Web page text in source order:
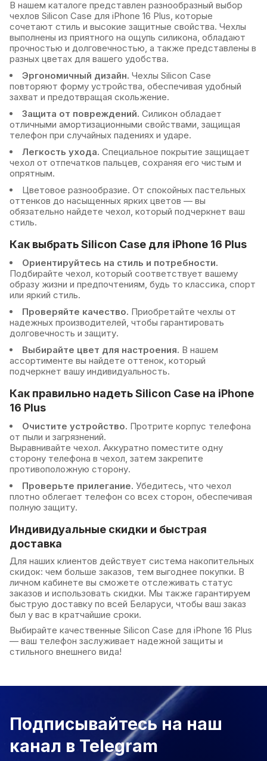
В нашем каталоге представлен разнообразный выбор
чехлов Silicon Case для iPhone 16 Plus, которые
сочетают стиль и высокие защитные свойства. Чехлы
выполнены из приятного на ощупь силикона, обладают
прочностью и долговечностью, а также представлены в
разных цветах для вашего удобства.
Эргономичный дизайн. Чехлы Silicon Case
повторяют форму устройства, обеспечивая удобный
захват и предотвращая скольжение.
Защита от повреждений. Силикон обладает
отличными амортизационными свойствами, защищая
телефон при случайных падениях и ударе.
Легкость ухода. Специальное покрытие защищает
чехол от отпечатков пальцев, сохраняя его чистым и
опрятным.
Цветовое разнообразие. От спокойных пастельных
оттенков до насыщенных ярких цветов — вы
обязательно найдете чехол, который подчеркнет ваш
стиль.
Как выбрать Silicon Case для iPhone 16 Plus
Ориентируйтесь на стиль и потребности.
Подбирайте чехол, который соответствует вашему
образу жизни и предпочтениям, будь то классика, спорт
или яркий стиль.
Проверяйте качество. Приобретайте чехлы от
надежных производителей, чтобы гарантировать
долговечность и защиту.
Выбирайте цвет для настроения. В нашем
ассортименте вы найдете оттенок, который
подчеркнет вашу индивидуальность.
Как правильно надеть Silicon Case на iPhone
16 Plus
Очистите устройство. Протрите корпус телефона
от пыли и загрязнений.
Выравнивайте чехол. Аккуратно поместите одну
сторону телефона в чехол, затем закрепите
противоположную сторону.
Проверьте прилегание. Убедитесь, что чехол
плотно облегает телефон со всех сторон, обеспечивая
полную защиту.
Индивидуальные скидки и быстрая
доставка
Для наших клиентов действует система накопительных
скидок: чем больше заказов, тем выгоднее покупки. В
личном кабинете вы сможете отслеживать статус
заказов и использовать скидки. Мы также гарантируем
быструю доставку по всей Беларуси, чтобы ваш заказ
был у вас в кратчайшие сроки.
Выбирайте качественные Silicon Case для iPhone 16 Plus
— ваш телефон заслуживает надежной защиты и
стильного внешнего вида!
Подписывайтесь на наш
канал в Telegram